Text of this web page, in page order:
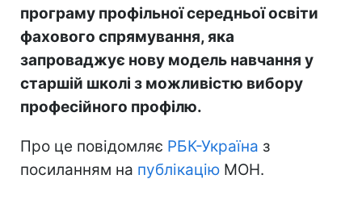
програму профільної середньої освіти
фахового спрямування, яка
запроваджує нову модель навчання у
старшій школі з можливістю вибору
професійного профілю.
Про це повідомляє РБК-Україна з
посиланням на публікацію МОН.